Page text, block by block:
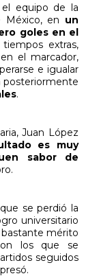
equipo de la
México, en un
goles en el
extras,
el marcador,
e igualar
posteriormente
.
Juan López
es muy
sabor de
se perdió la
universitario
mérito
los que se
seguidos